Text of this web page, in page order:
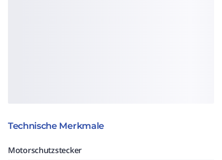
Technische Merkmale
Motorschutzstecker